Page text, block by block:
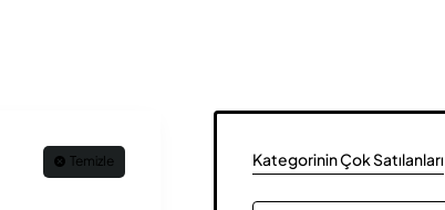
Temizle Kategorinin Çok Satılanları